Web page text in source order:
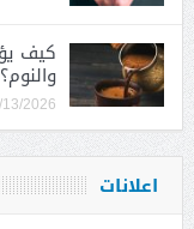
كيف
والنوم؟
2026
اعلانات